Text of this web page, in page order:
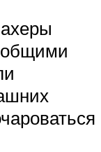
общими